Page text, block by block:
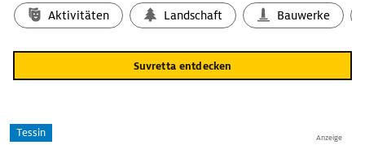
Aktivitäten Landschaft Bauwerke
Suvretta entdecken
Anzeige
Tessin